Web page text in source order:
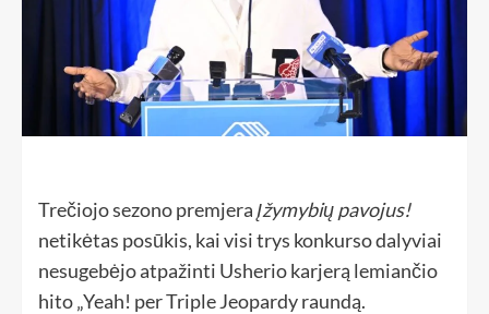
Trečiojo sezono premjera Įžymybių pavojus!
netikėtas posūkis, kai visi trys konkurso dalyviai
nesugebėjo atpažinti Usherio karjerą lemiančio
hito „Yeah! per Triple Jeopardy raundą.